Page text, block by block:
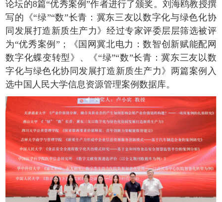
论坛的8篇“优秀案例”作者进行了颁奖。刘海鸥教授撰
写的《“绿”“数”长青：冀东三友以数字化与绿色化协
同发展打造新质生产力》经过专家评委层层筛选被评
为“优秀案例”；《国网冀北电力：数智创新赋能配网
数字化蝶变转型》、《“绿”“数”长青：冀东三友以数
字化与绿色化协同发展打造新质生产力》两篇案例入
选中国人民大学信息资源管理案例数据库。